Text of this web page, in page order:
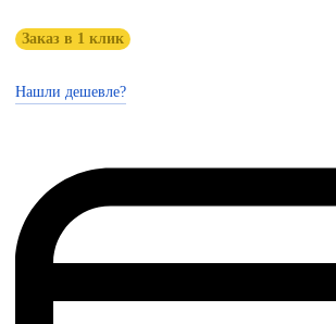
Заказ в 1 клик
Нашли дешевле?